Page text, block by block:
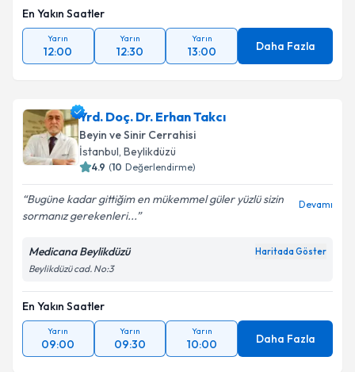
En Yakın Saatler
Yarın
12:00
Yarın
12:30
Yarın
13:00 Daha Fazla
Yrd. Doç. Dr. Erhan Takcı
Beyin ve Sinir Cerrahisi
İstanbul, Beylikdüzü
4.9 (10 Değerlendirme)
Bugüne kadar gittiğim en mükemmel güler yüzlü sizin
sormanız gerekenleri...
Devamı
Medicana Beylikdüzü Haritada Göster
Beylikdüzü cad. No:3
En Yakın Saatler
Yarın
09:00
Yarın
09:30
Yarın
10:00 Daha Fazla